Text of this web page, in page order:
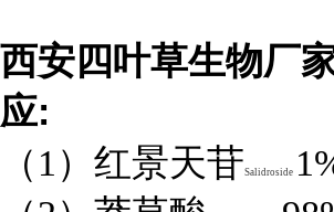
西安四叶草生物厂
应:
（1）红景天苷Salidroside